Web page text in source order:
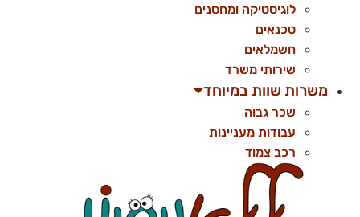
לוגיסטיקה ומחסנים
טכנאים
חשמלאים
שירותי משרד
משרות שוות במיוחד
שכר גבוה
עבודות מעניינות
רכב צמוד